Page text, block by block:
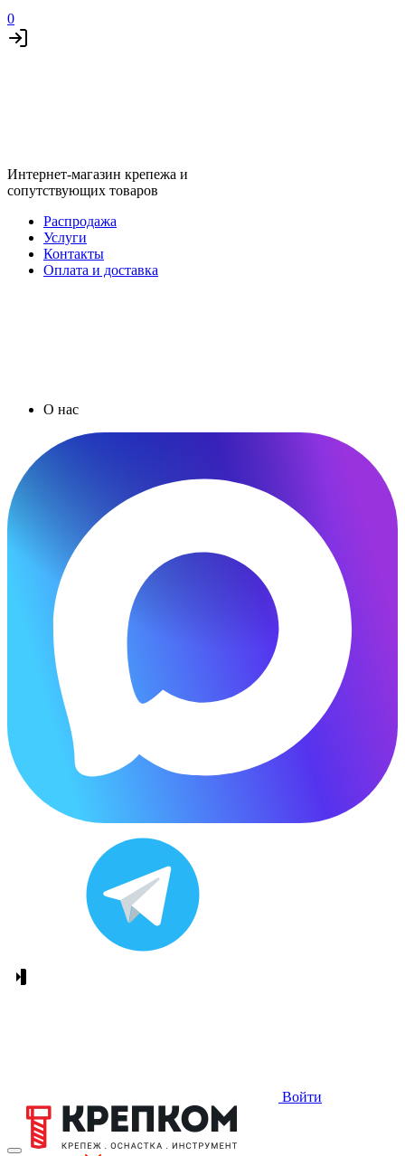
0
Интернет-магазин крепежа и
сопутствующих товаров
Распродажа
Услуги
Контакты
Оплата и доставка
О нас
Войти